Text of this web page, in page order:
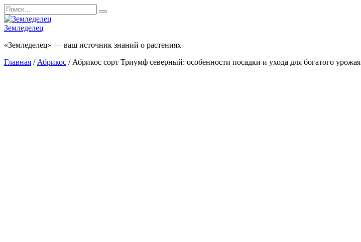
Перейти
к
содержанию
Search
for:
Земледелец
«Земледелец» — ваш источник знаний о растениях
Главная / Абрикос / Абрикос сорт Триумф северный: особенности посадки и ухода для богатого урожая